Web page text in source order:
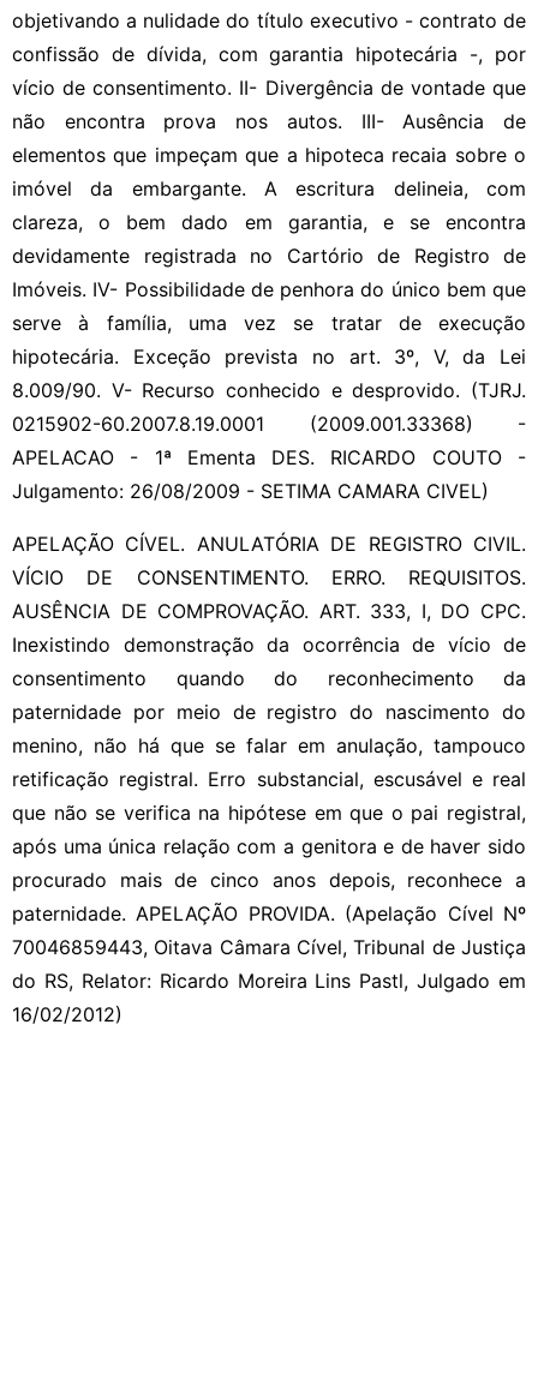
objetivando a nulidade do título executivo - contrato de
confissão de dívida, com garantia hipotecária -, por
vício de consentimento. II- Divergência de vontade que
não encontra prova nos autos. III- Ausência de
elementos que impeçam que a hipoteca recaia sobre o
imóvel da embargante. A escritura delineia, com
clareza, o bem dado em garantia, e se encontra
devidamente registrada no Cartório de Registro de
Imóveis. IV- Possibilidade de penhora do único bem que
serve à família, uma vez se tratar de execução
hipotecária. Exceção prevista no art. 3º, V, da Lei
8.009/90. V- Recurso conhecido e desprovido. (TJRJ.
0215902-60.2007.8.19.0001 (2009.001.33368) -
APELACAO - 1ª Ementa DES. RICARDO COUTO -
Julgamento: 26/08/2009 - SETIMA CAMARA CIVEL)
APELAÇÃO CÍVEL. ANULATÓRIA DE REGISTRO CIVIL.
VÍCIO DE CONSENTIMENTO. ERRO. REQUISITOS.
AUSÊNCIA DE COMPROVAÇÃO. ART. 333, I, DO CPC.
Inexistindo demonstração da ocorrência de vício de
consentimento quando do reconhecimento da
paternidade por meio de registro do nascimento do
menino, não há que se falar em anulação, tampouco
retificação registral. Erro substancial, escusável e real
que não se verifica na hipótese em que o pai registral,
após uma única relação com a genitora e de haver sido
procurado mais de cinco anos depois, reconhece a
paternidade. APELAÇÃO PROVIDA. (Apelação Cível Nº
70046859443, Oitava Câmara Cível, Tribunal de Justiça
do RS, Relator: Ricardo Moreira Lins Pastl, Julgado em
16/02/2012)